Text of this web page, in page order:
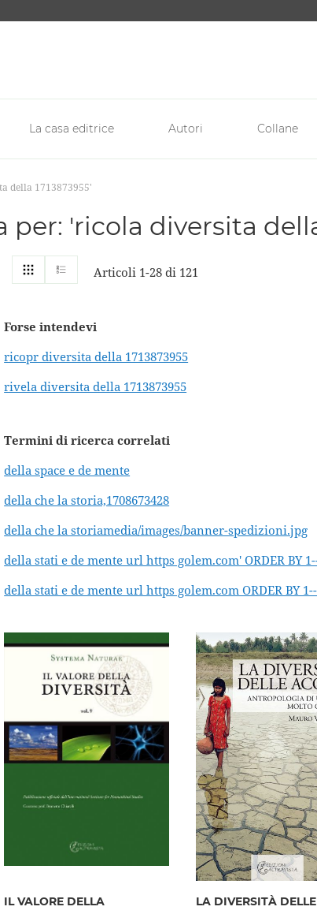
La casa editrice Autori Collane
della 1713873955'
'ricola diversita della
Mostra
come
Griglia Articoli 1-28 di 121
Forse intendevi
ricopr diversita della 1713873955
rivela diversita della 1713873955
Termini di ricerca correlati
della space e de mente
della che la storia,1708673428
della che la storiamedia/images/banner-spedizioni.jpg
della stati e de mente url https golem.com' ORDER BY
della stati e de mente url https golem.com ORDER BY
IL VALORE DELLA
LA DIVERSITÀ DELLE